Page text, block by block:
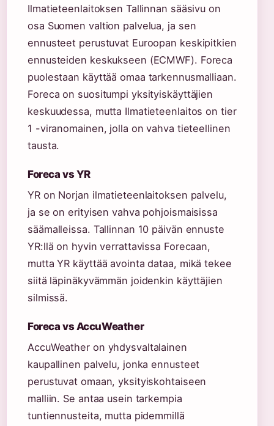
Ilmatieteenlaitoksen Tallinnan sääsivu on
osa Suomen valtion palvelua, ja sen
ennusteet perustuvat Euroopan keskipitkien
ennusteiden keskukseen (ECMWF). Foreca
puolestaan käyttää omaa tarkennusmalliaan.
Foreca on suositumpi yksityiskäyttäjien
keskuudessa, mutta Ilmatieteenlaitos on tier
1 -viranomainen, jolla on vahva tieteellinen
tausta.
Foreca vs YR
YR on Norjan ilmatieteenlaitoksen palvelu,
ja se on erityisen vahva pohjoismaisissa
säämalleissa. Tallinnan 10 päivän ennuste
YR:llä on hyvin verrattavissa Forecaan,
mutta YR käyttää avointa dataa, mikä tekee
siitä läpinäkyvämmän joidenkin käyttäjien
silmissä.
Foreca vs AccuWeather
AccuWeather on yhdysvaltalainen
kaupallinen palvelu, jonka ennusteet
perustuvat omaan, yksityiskohtaiseen
malliin. Se antaa usein tarkempia
tuntiennusteita, mutta pidemmillä